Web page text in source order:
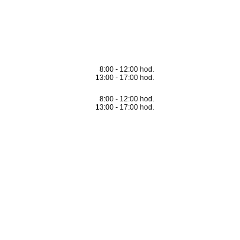
8:00 - 12:00 hod.
13:00 - 17:00 hod.
8:00 - 12:00 hod.
13:00 - 17:00 hod.